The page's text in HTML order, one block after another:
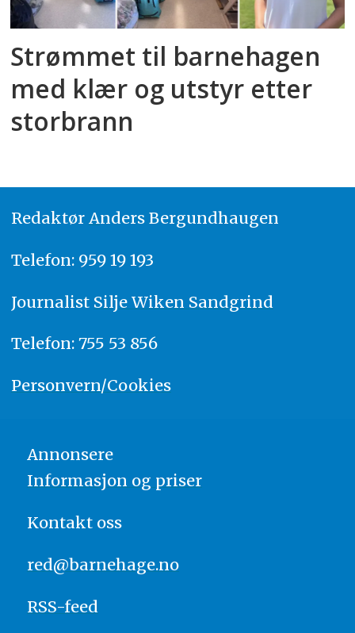
Strømmet til barnehagen
med klær og utstyr etter
storbrann
Redaktør Anders Bergundhaugen
Telefon: 959 19 193
Journalist Silje Wiken Sandgrind
Telefon: 755 53 856
Personvern/Cookies
Annonsere
Informasjon og priser
Kontakt oss
red@barnehage.no
RSS-feed